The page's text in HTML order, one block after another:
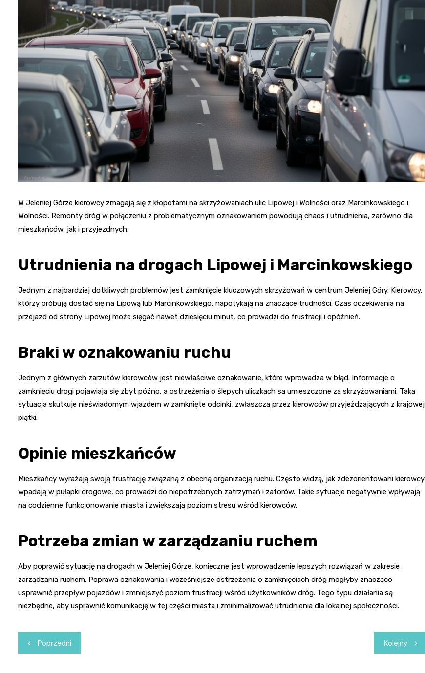
Fryzjer
Kino
Poczta
W Jeleniej Górze kierowcy zmagają się z kłopotami na skrzyżowaniach ulic Lipowej i Wolności oraz Marcinkowskiego i
Wolności. Remonty dróg w połączeniu z problematycznym oznakowaniem powodują chaos i utrudnienia, zarówno dla
mieszkańców, jak i przyjezdnych.
Utrudnienia na drogach Lipowej i Marcinkowskiego
Jednym z najbardziej dotkliwych problemów jest zamknięcie kluczowych skrzyżowań w centrum Jeleniej Góry. Kierowcy,
którzy próbują dostać się na Lipową lub Marcinkowskiego, napotykają na znaczące trudności. Czas oczekiwania na
przejazd od strony Lipowej może sięgać nawet dziesięciu minut, co prowadzi do frustracji i opóźnień.
Braki w oznakowaniu ruchu
Jednym z głównych zarzutów kierowców jest niewłaściwe oznakowanie, które wprowadza w błąd. Informacje o
zamknięciu drogi pojawiają się zbyt późno, a ostrzeżenia o ślepych uliczkach są umieszczone za skrzyżowaniami. Taka
sytuacja skutkuje nieświadomym wjazdem w zamknięte odcinki, zwłaszcza przez kierowców przyjeżdżających z krajowej
piątki.
Opinie mieszkańców
Mieszkańcy wyrażają swoją frustrację związaną z obecną organizacją ruchu. Często widzą, jak zdezorientowani kierowcy
wpadają w pułapki drogowe, co prowadzi do niepotrzebnych zatrzymań i zatorów. Takie sytuacje negatywnie wpływają
na codzienne funkcjonowanie miasta i zwiększają poziom stresu wśród kierowców.
Potrzeba zmian w zarządzaniu ruchem
Aby poprawić sytuację na drogach w Jeleniej Górze, konieczne jest wprowadzenie lepszych rozwiązań w zakresie
zarządzania ruchem. Poprawa oznakowania i wcześniejsze ostrzeżenia o zamknięciach dróg mogłyby znacząco
usprawnić przepływ pojazdów i zmniejszyć poziom frustracji wśród użytkowników dróg. Tego typu działania są
niezbędne, aby usprawnić komunikację w tej części miasta i zminimalizować utrudnienia dla lokalnej społeczności.
Nawigacja
wpisu
Poprzedni Kolejny